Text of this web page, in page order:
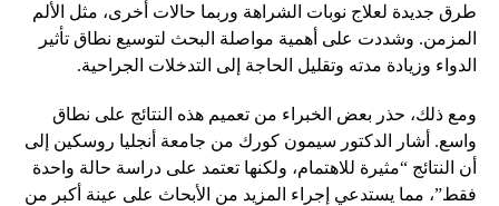
طرق جديدة لعلاج نوبات الشراهة وربما حالات أخرى، مثل الألم
المزمن. وشددت على أهمية مواصلة البحث لتوسيع نطاق تأثير
الدواء وزيادة مدته وتقليل الحاجة إلى التدخلات الجراحية.
ومع ذلك، حذر بعض الخبراء من تعميم هذه النتائج على نطاق
واسع. أشار الدكتور سيمون كورك من جامعة أنجليا روسكين إلى
أن النتائج “مثيرة للاهتمام، ولكنها تعتمد على دراسة حالة واحدة
فقط”، مما يستدعي إجراء المزيد من الأبحاث على عينة أكبر من